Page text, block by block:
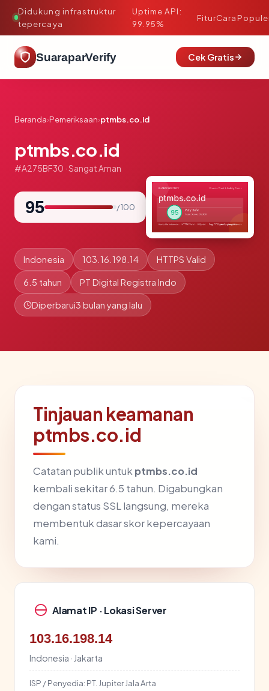
Didukung infrastruktur
tepercaya
·
Uptime API:
99.95%
FiturCara
SuaraparVerify Cek Gratis
Beranda›Pemeriksaan›ptmbs.co.id
ptmbs.co.id
#A275BF30 · Sangat Aman
95 / 100
Indonesia 103.16.198.14 HTTPS Valid
6.5 tahun PT Digital Registra Indo
Diperbarui3 bulan yang lalu
Tinjauan keamanan
ptmbs.co.id
Catatan publik untuk ptmbs.co.id
kembali sekitar 6.5 tahun. Digabungkan
dengan status SSL langsung, mereka
membentuk dasar skor kepercayaan
kami.
Alamat IP · Lokasi Server
103.16.198.14
Indonesia · Jakarta
ISP / Penyedia: PT. Jupiter Jala Arta